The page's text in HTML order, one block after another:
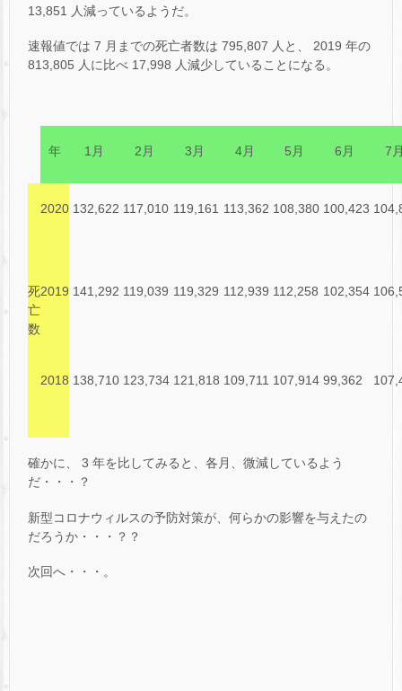
13,851 人減っているようだ。
速報値では 7 月までの死亡者数は 795,807 人と、 2019 年の
813,805 人に比べ 17,998 人減少していることになる。
年 1月 2月 3月 4月 5月 6月 7
2020 132,622 117,010 119,161 113,362 108,380 100,423
死
亡
数
2019 141,292 119,039 119,329 112,939 112,258 102,354
2018 138,710 123,734 121,818 109,711 107,914 99,362
確かに、 3 年を比してみると、各月、微減しているよう
だ・・・？
新型コロナウィルスの予防対策が、何らかの影響を与えたの
だろうか・・・？？
次回へ・・・。